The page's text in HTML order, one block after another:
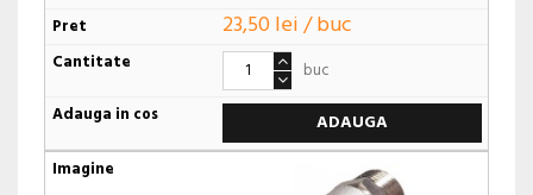
23,50 lei / buc
buc
ADAUGA